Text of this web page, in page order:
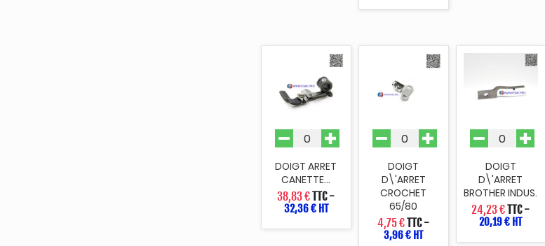
DOIGT ARRET
CANETTE...
38,83 €TTC-
32,36 € HT
DOIGT
D\'ARRET
CROCHET
65/80
4,75 €TTC-
3,96 € HT
DOIGT
D\'ARRET
BROTHER INDUS.
24,23 €TTC-
20,19 € HT